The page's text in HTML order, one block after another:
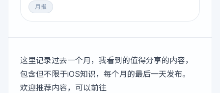
月报
这里记录过去一个月，我看到的值得分享的内容，
包含但不限于iOS知识，每个月的最后一天发布。
欢迎推荐内容，可以前往